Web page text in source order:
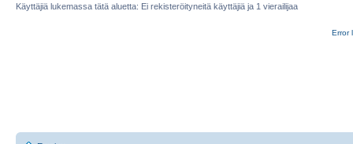
Käyttäjiä lukemassa tätä aluetta: Ei rekisteröityneitä käyttäjiä ja 1 vierailijaa
Error